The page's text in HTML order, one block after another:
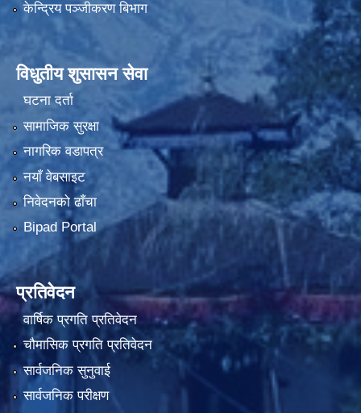
केन्द्रिय पञ्जीकरण बिभाग
विधुतीय शुसासन सेवा
घटना दर्ता
सामाजिक सुरक्षा
नागरिक वडापत्र
नयाँ वेबसाइट
निवेदनको ढाँचा
Bipad Portal
प्रतिवेदन
वार्षिक प्रगति प्रतिवेदन
चौमासिक प्रगति प्रतिवेदन
सार्वजनिक सुनुवाई
सार्वजनिक परीक्षण